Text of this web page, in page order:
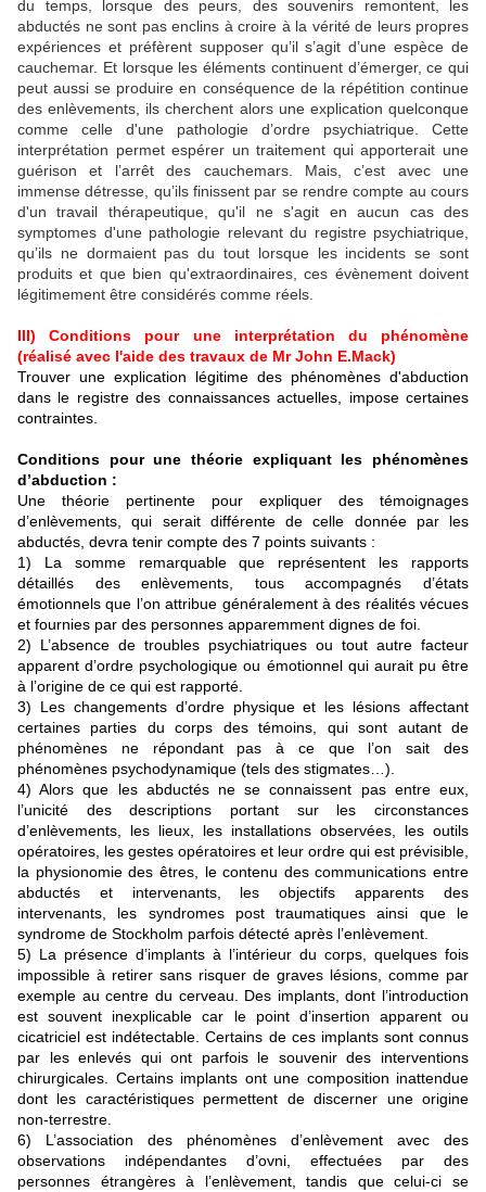
du temps, lorsque des peurs, des souvenirs remontent, les
abductés ne sont pas enclins à croire à la vérité de leurs propres
expériences et préfèrent supposer qu’il s’agit d’une espèce de
cauchemar. Et lorsque les éléments continuent d’émerger, ce qui
peut aussi se produire en conséquence de la répétition continue
des enlèvements, ils cherchent alors une explication quelconque
comme celle d'une pathologie d’ordre psychiatrique. Cette
interprétation permet espérer un traitement qui apporterait une
guérison et l’arrêt des cauchemars. Mais, c’est avec une
immense détresse, qu’ils finissent par se rendre compte au cours
d'un travail thérapeutique, qu'il ne s'agit en aucun cas des
symptomes d'une pathologie relevant du registre psychiatrique,
qu’ils ne dormaient pas du tout lorsque les incidents se sont
produits et que bien qu'extraordinaires, ces évènement doivent
légitimement être considérés comme réels.
III) Conditions pour une interprétation du phénomène
(réalisé avec l'aide des travaux de Mr John E.Mack)
Trouver une explication légitime des phénomènes d'abduction
dans le registre des connaissances actuelles, impose certaines
contraintes.
Conditions pour une théorie expliquant les phénomènes
d’abduction :
Une théorie pertinente pour expliquer des témoignages
d’enlèvements, qui serait différente de celle donnée par les
abductés, devra tenir compte des 7 points suivants :
1) La somme remarquable que représentent les rapports
détaillés des enlèvements, tous accompagnés d’états
émotionnels que l’on attribue généralement à des réalités vécues
et fournies par des personnes apparemment dignes de foi.
2) L’absence de troubles psychiatriques ou tout autre facteur
apparent d’ordre psychologique ou émotionnel qui aurait pu être
à l’origine de ce qui est rapporté.
3) Les changements d’ordre physique et les lésions affectant
certaines parties du corps des témoins, qui sont autant de
phénomènes ne répondant pas à ce que l’on sait des
phénomènes psychodynamique (tels des stigmates…).
4) Alors que les abductés ne se connaissent pas entre eux,
l’unicité des descriptions portant sur les circonstances
d’enlèvements, les lieux, les installations observées, les outils
opératoires, les gestes opératoires et leur ordre qui est prévisible,
la physionomie des êtres, le contenu des communications entre
abductés et intervenants, les objectifs apparents des
intervenants, les syndromes post traumatiques ainsi que le
syndrome de Stockholm parfois détecté après l’enlèvement.
5) La présence d’implants à l’intérieur du corps, quelques fois
impossible à retirer sans risquer de graves lésions, comme par
exemple au centre du cerveau. Des implants, dont l’introduction
est souvent inexplicable car le point d’insertion apparent ou
cicatriciel est indétectable. Certains de ces implants sont connus
par les enlevés qui ont parfois le souvenir des interventions
chirurgicales. Certains implants ont une composition inattendue
dont les caractéristiques permettent de discerner une origine
non-terrestre.
6) L’association des phénomènes d’enlèvement avec des
observations indépendantes d’ovni, effectuées par des
personnes étrangères à l’enlèvement, tandis que celui-ci se